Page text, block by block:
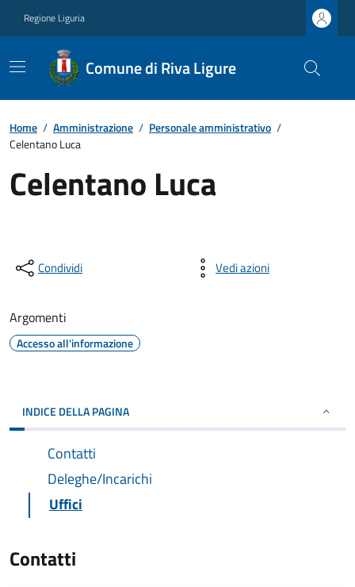
Regione Liguria
Comune di Riva Ligure
Home / Amministrazione / Personale amministrativo /
Celentano Luca
Celentano Luca
Condividi Vedi azioni
Argomenti
Accesso all'informazione
INDICE DELLA PAGINA
Contatti
Deleghe/Incarichi
Uffici
Contatti